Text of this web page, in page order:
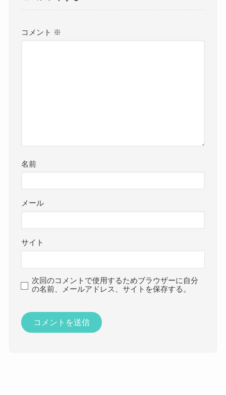
コメント ※
名前
メール
サイト
次回のコメントで使用するためブラウザーに自分
の名前、メールアドレス、サイトを保存する。